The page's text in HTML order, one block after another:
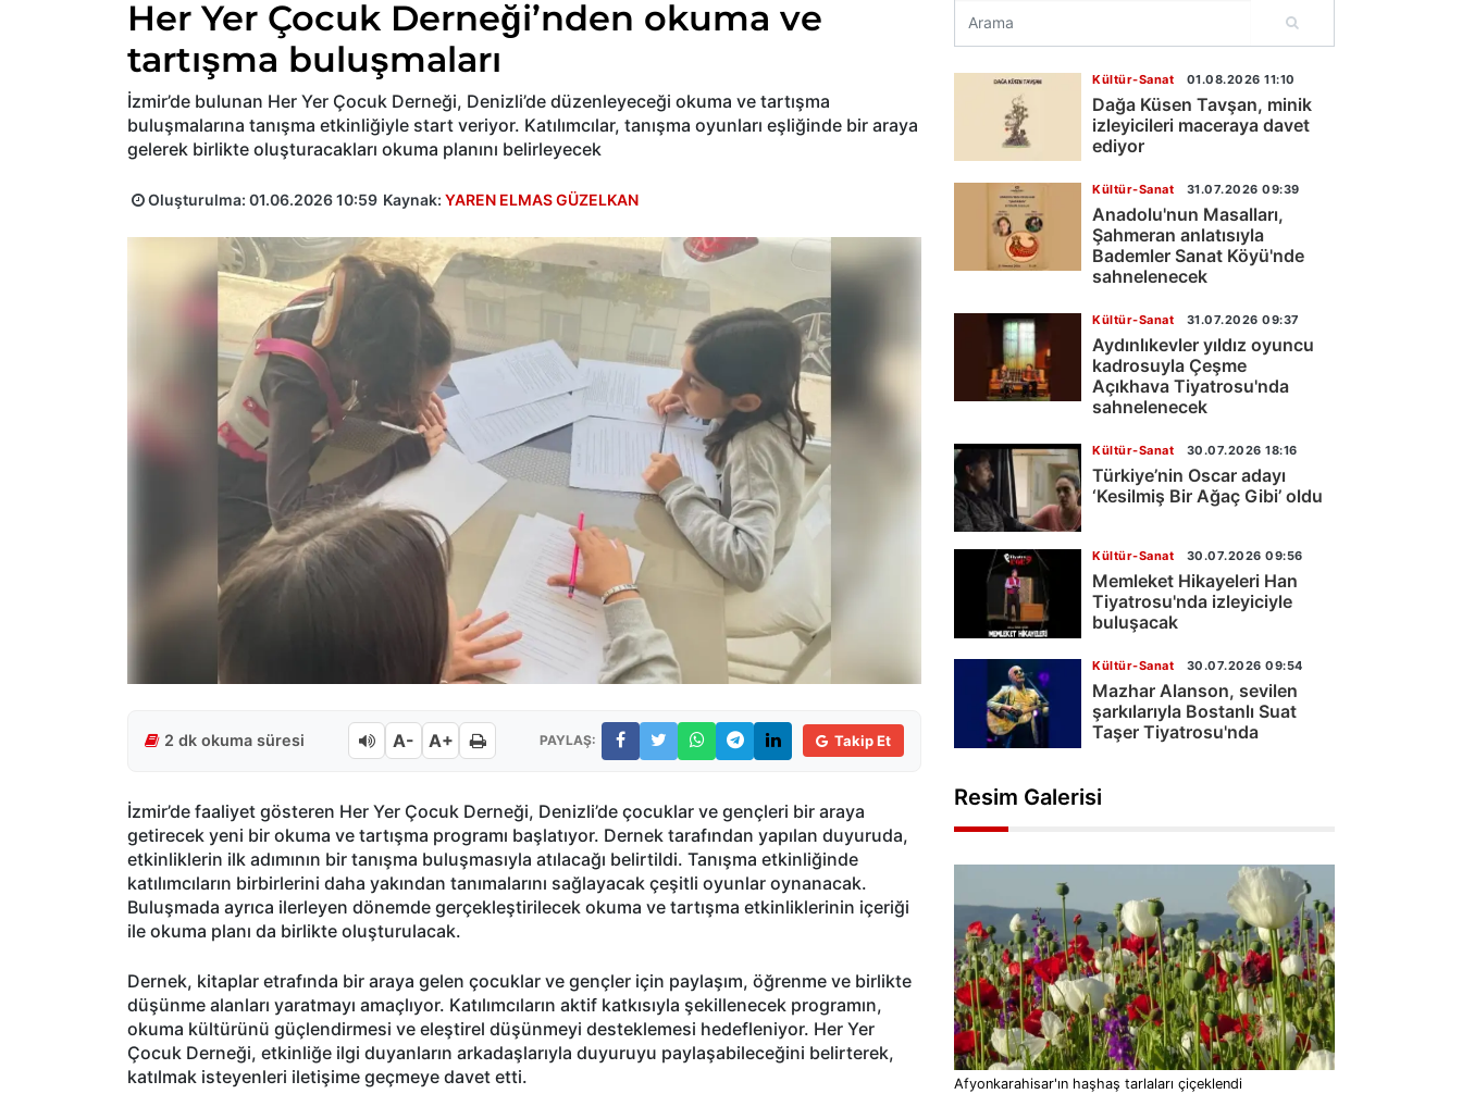
Her Yer Çocuk Derneği’nden okuma ve
tartışma buluşmaları
İzmir’de bulunan Her Yer Çocuk Derneği, Denizli’de düzenleyeceği okuma ve tartışma
buluşmalarına tanışma etkinliğiyle start veriyor. Katılımcılar, tanışma oyunları eşliğinde bir araya
gelerek birlikte oluşturacakları okuma planını belirleyecek
Oluşturulma: 01.06.2026 10:59 Kaynak: YAREN ELMAS GÜZELKAN
2 dk okuma süresi A- A+ PAYLAŞ: Takip Et
İzmir’de faaliyet gösteren Her Yer Çocuk Derneği, Denizli’de çocuklar ve gençleri bir araya
getirecek yeni bir okuma ve tartışma programı başlatıyor. Dernek tarafından yapılan duyuruda,
etkinliklerin ilk adımının bir tanışma buluşmasıyla atılacağı belirtildi. Tanışma etkinliğinde
katılımcıların birbirlerini daha yakından tanımalarını sağlayacak çeşitli oyunlar oynanacak.
Buluşmada ayrıca ilerleyen dönemde gerçekleştirilecek okuma ve tartışma etkinliklerinin içeriği
ile okuma planı da birlikte oluşturulacak.
Dernek, kitaplar etrafında bir araya gelen çocuklar ve gençler için paylaşım, öğrenme ve birlikte
düşünme alanları yaratmayı amaçlıyor. Katılımcıların aktif katkısıyla şekillenecek programın,
okuma kültürünü güçlendirmesi ve eleştirel düşünmeyi desteklemesi hedefleniyor. Her Yer
Çocuk Derneği, etkinliğe ilgi duyanların arkadaşlarıyla duyuruyu paylaşabileceğini belirterek,
katılmak isteyenleri iletişime geçmeye davet etti.
Kültür-Sanat 01.08.2026 11:10
Dağa Küsen Tavşan, minik
izleyicileri maceraya davet
ediyor
Kültür-Sanat 31.07.2026 09:39
Anadolu'nun Masalları,
Şahmeran anlatısıyla
Bademler Sanat Köyü'nde
sahnelenecek
Kültür-Sanat 31.07.2026 09:37
Aydınlıkevler yıldız oyuncu
kadrosuyla Çeşme
Açıkhava Tiyatrosu'nda
sahnelenecek
Kültür-Sanat 30.07.2026 18:16
Türkiye’nin Oscar adayı
‘Kesilmiş Bir Ağaç Gibi’ oldu
Kültür-Sanat 30.07.2026 09:56
Memleket Hikayeleri Han
Tiyatrosu'nda izleyiciyle
buluşacak
Kültür-Sanat 30.07.2026 09:54
Mazhar Alanson, sevilen
şarkılarıyla Bostanlı Suat
Taşer Tiyatrosu'nda
Resim Galerisi
Afyonkarahisar'ın haşhaş tarlaları çiçeklendi